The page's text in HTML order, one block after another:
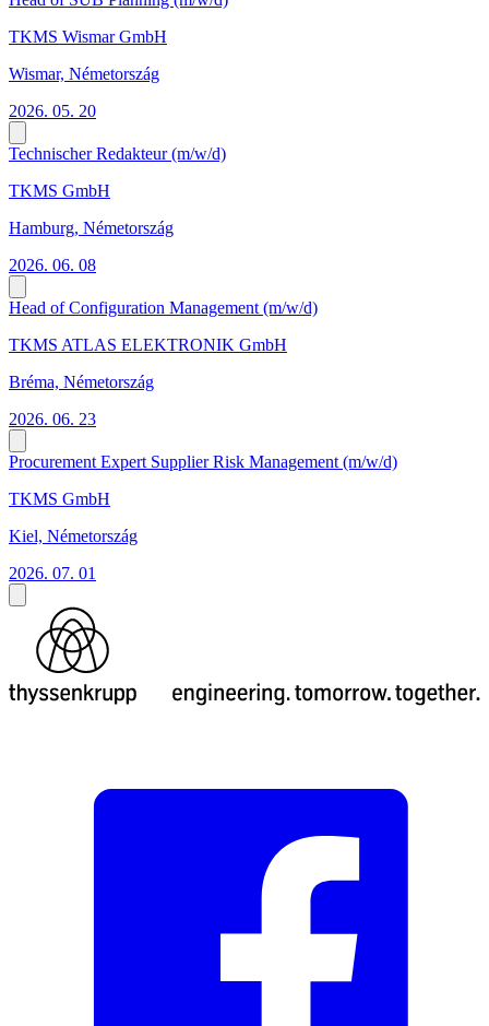
TKMS Wismar GmbH
Wismar, Németország
2026. 05. 20
Technischer Redakteur (m/w/d)
TKMS GmbH
Hamburg, Németország
2026. 06. 08
Head of Configuration Management (m/w/d)
TKMS ATLAS ELEKTRONIK GmbH
Bréma, Németország
2026. 06. 23
Procurement Expert Supplier Risk Management (m/w/d)
TKMS GmbH
Kiel, Németország
2026. 07. 01